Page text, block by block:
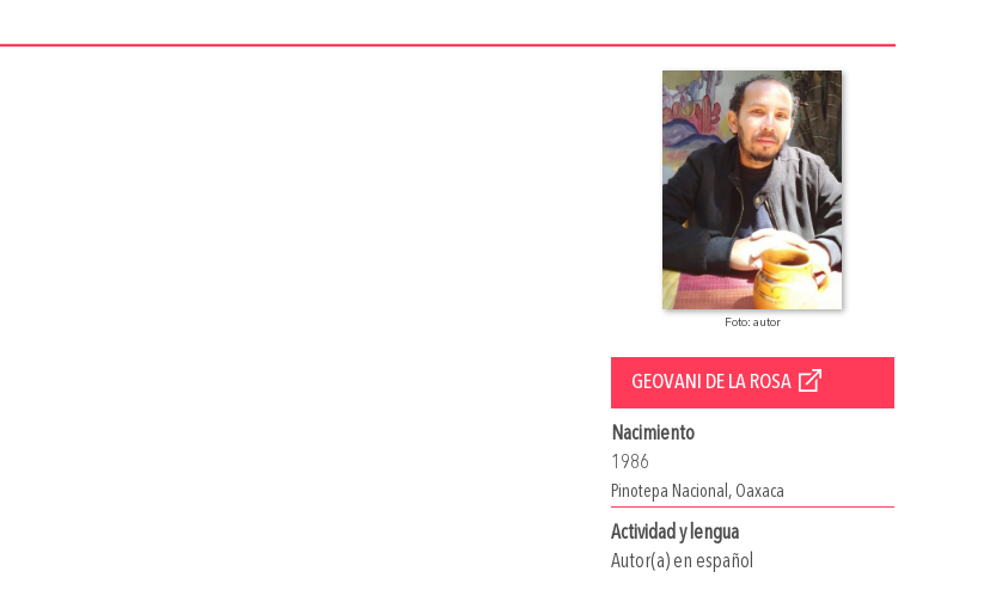
Foto: autor
GEOVANI DE LA ROSA
Nacimiento
1986
Pinotepa Nacional, Oaxaca
Actividad y lengua
Autor(a) en español